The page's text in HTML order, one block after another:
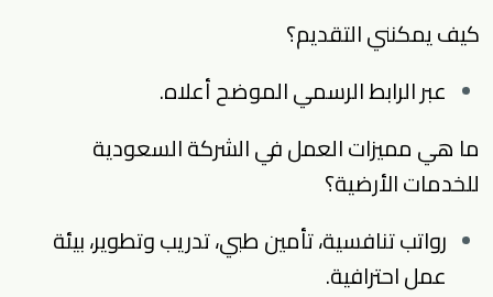
كيف يمكنني التقديم؟
عبر الرابط الرسمي الموضح أعلاه.
ما هي مميزات العمل في الشركة السعودية
للخدمات الأرضية؟
رواتب تنافسية، تأمين طبي، تدريب وتطوير، بيئة
عمل احترافية.